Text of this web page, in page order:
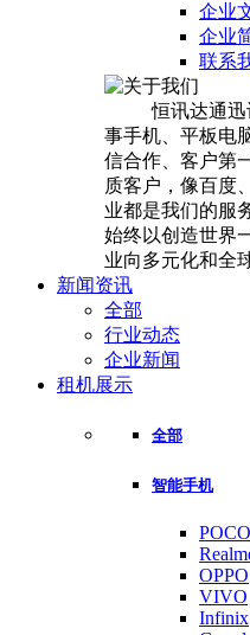
企业
企业
联系
恒讯达通迅设
事手机、平板电
信合作、客户第
质客户，像百度
业都是我们的服
始终以创造世界
业向多元化和全
新闻资讯
全部
行业动态
企业新闻
租机展示
全部
智能手机
POCO
OPPO
VIVO
Infinix